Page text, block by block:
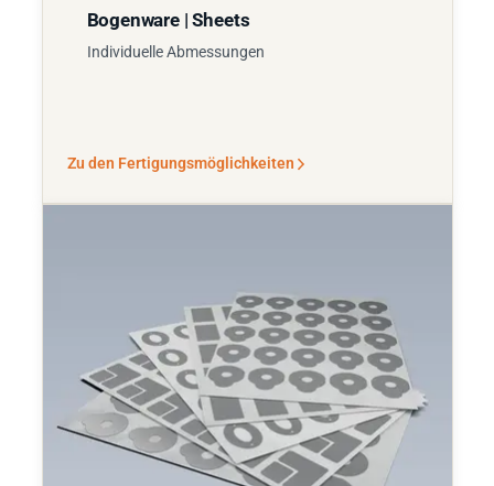
Bogenware | Sheets
Individuelle Abmessungen
Zu den Fertigungsmöglichkeiten